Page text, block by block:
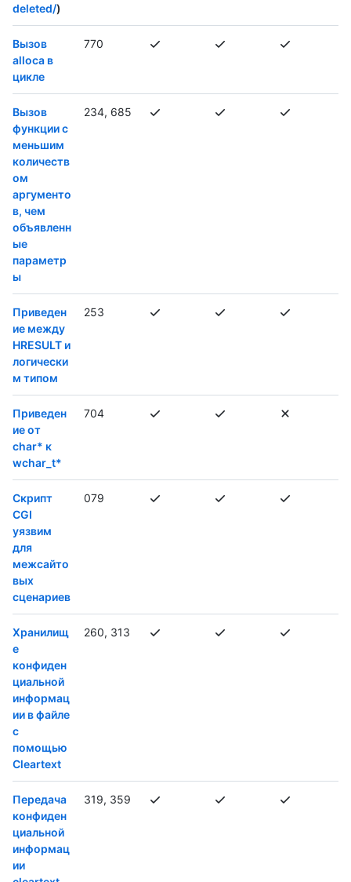
deleted/)
Вызов
alloca в
цикле
770
Вызов
функции с
меньшим
количеств
ом
аргументо
в, чем
объявленн
ые
параметр
ы
234, 685
Приведен
ие между
HRESULT и
логически
м типом
253
Приведен
ие от
char* к
wchar_t*
704
Скрипт
CGI
уязвим
для
межсайто
вых
сценариев
079
Хранилищ
е
конфиден
циальной
информац
ии в файле
с
помощью
Cleartext
260, 313
Передача
конфиден
циальной
информац
ии
319, 359